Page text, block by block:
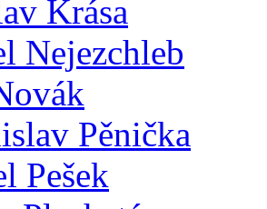
Krása
Nejezchleb
Pěnička
Pešek